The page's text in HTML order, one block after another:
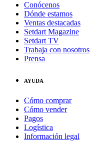
Conócenos
Dónde estamos
Ventas destacadas
Setdart Magazine
Setdart TV
Trabaja con nosotros
Prensa
AYUDA
Cómo comprar
Cómo vender
Pagos
Logística
Información legal